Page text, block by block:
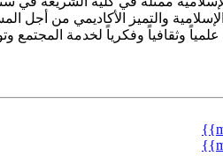
والتميز الأكاديمي من
وثقافياً وفكرياً لخدمة